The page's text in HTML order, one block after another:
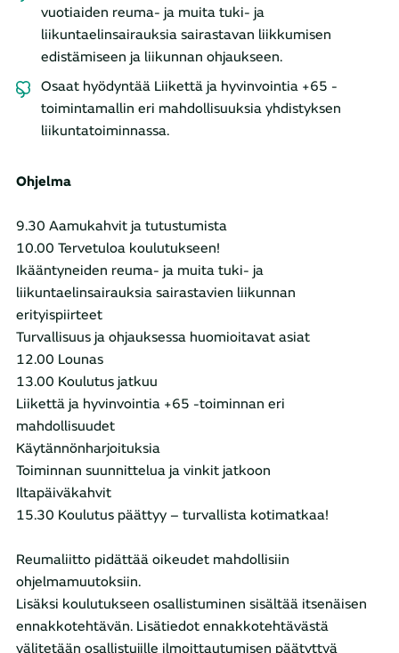
vuotiaiden reuma- ja muita tuki- ja
liikuntaelinsairauksia sairastavan liikkumisen
edistämiseen ja liikunnan ohjaukseen.
Osaat hyödyntää Liikettä ja hyvinvointia +65 -
toimintamallin eri mahdollisuuksia yhdistyksen
liikuntatoiminnassa.
Ohjelma
9.30 Aamukahvit ja tutustumista
10.00 Tervetuloa koulutukseen!
Ikääntyneiden reuma- ja muita tuki- ja
liikuntaelinsairauksia sairastavien liikunnan
erityispiirteet
Turvallisuus ja ohjauksessa huomioitavat asiat
12.00 Lounas
13.00 Koulutus jatkuu
Liikettä ja hyvinvointia +65 -toiminnan eri
mahdollisuudet
Käytännönharjoituksia
Toiminnan suunnittelua ja vinkit jatkoon
Iltapäiväkahvit
15.30 Koulutus päättyy – turvallista kotimatkaa!
Reumaliitto pidättää oikeudet mahdollisiin
ohjelmamuutoksiin.
Lisäksi koulutukseen osallistuminen sisältää itsenäisen
ennakkotehtävän. Lisätiedot ennakkotehtävästä
välitetään osallistujille ilmoittautumisen päätyttyä